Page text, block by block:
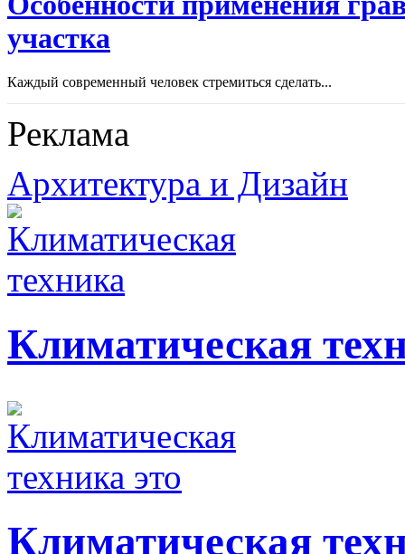
участка
Каждый современный человек стремиться сделать...
Реклама
Архитектура и Дизайн
Климатическая
Климатическая